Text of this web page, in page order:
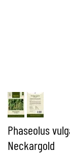
Phaseolus
Neckargold